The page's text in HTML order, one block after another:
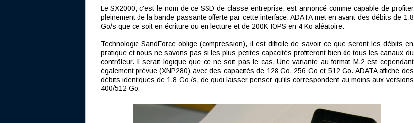
Le SX2000, c'est le nom de ce SSD de classe entreprise, est annoncé comme capable de profiter
pleinement de la bande passante offerte par cette interface. ADATA met en avant des débits de 1.8
Go/s que ce soit en écriture ou en lecture et de 200K IOPS en 4 Ko aléatoire.
Technologie SandForce oblige (compression), il est difficile de savoir ce que seront les débits en
pratique et nous ne savons pas si les plus petites capacités profiteront bien de tous les canaux du
contrôleur. Il serait logique que ce ne soit pas le cas. Une variante au format M.2 est cependant
également prévue (XNP280) avec des capacités de 128 Go, 256 Go et 512 Go. ADATA affiche des
débits identiques de 1.8 Go /s, de quoi laisser penser qu'ils correspondent au moins aux versions
400/512 Go.